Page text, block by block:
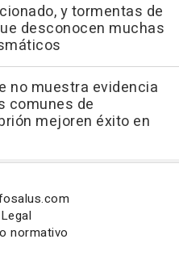
y tormentas de
desconocen muchas
no muestra evidencia
comunes de
mejoren éxito en
normativo